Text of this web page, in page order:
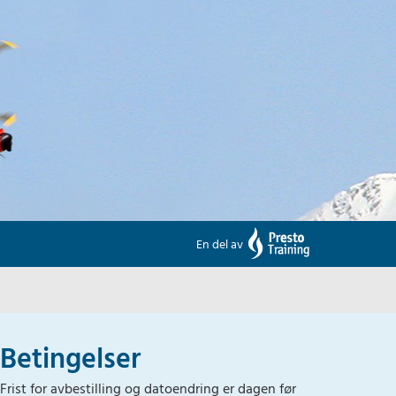
En del av
Betingelser
Frist for avbestilling og datoendring er dagen før